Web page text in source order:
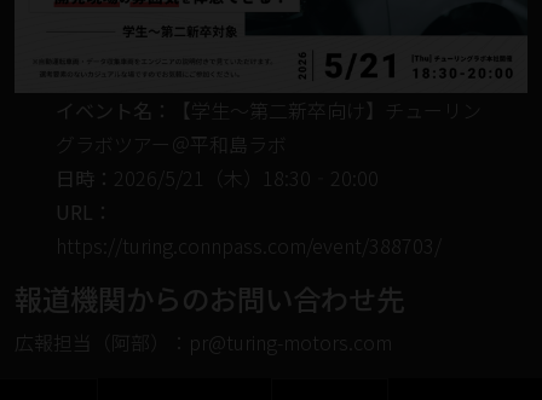
イベント名：
【学生〜第二新卒向け】チューリン
グラボツアー＠平和島ラボ
日時： 2026/5/21（木）18:30‐20:00
URL：
https://turing.connpass.com/event/388703/
報道機関からのお問い合わせ先
広報担当（阿部）：pr@turing-motors.com